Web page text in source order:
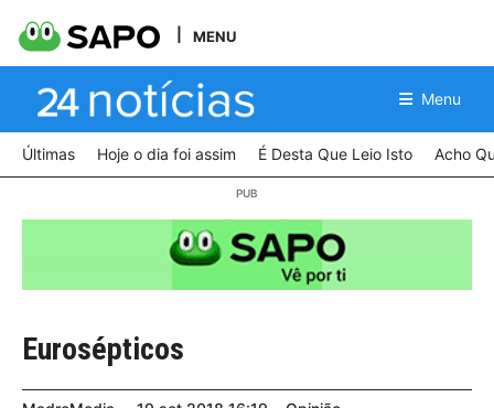
MENU
Menu
Últimas Hoje o dia foi assim É Desta Que Leio Isto Acho
Eurosépticos